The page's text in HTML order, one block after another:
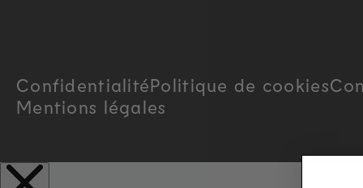
r
y
/
ConfidentialitéPolitique de cookies
Mentions légales